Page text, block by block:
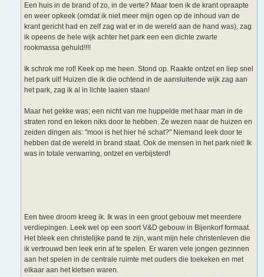
Een huis in de brand of zo, in de verte? Maar toen ik de krant opraapte
en weer opkeek (omdat ik niet meer mijn ogen op de inhoud van de
krant gericht had en zelf zag wat er in de wereld aan de hand was), zag
ik opeens de hele wijk achter het park een een dichte zwarte
rookmassa gehuld!!!!
Ik schrok me rot! Keek op me heen. Stond op. Raakte ontzet en liep snel
het park uit! Huizen die ik die ochtend in de aansluitende wijk zag aan
het park, zag ik al in lichte laaien staan!
Maar het gekke was; een nicht van me huppelde met haar man in de
straten rond en leken niks door te hebben. Ze wezen naar de huizen en
zeiden dingen als: "mooi is het hier hé schat?" Niemand leek door te
hebben dat de wereld in brand staat. Ook de mensen in het park niet! Ik
was in totale verwarring, ontzet en verbijsterd!
Een twee droom kreeg ik. Ik was in een groot gebouw met meerdere
verdiepingen. Leek wel op een soort V&D gebouw in Bijenkorf formaat.
Het bleek een christelijke pand te zijn, want mijn hele christenleven die
ik vertrouwd ben leek erin af te spelen. Er waren vele jongen gezinnen
aan het spelen in de centrale ruimte met ouders die toekeken en met
elkaar aan het kletsen waren.